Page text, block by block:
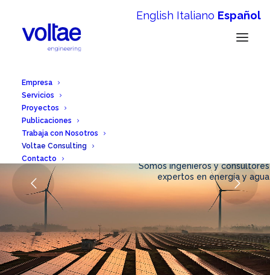
Empresa
Servicios
Proyectos
Publicaciones
Trabaja con Nosotros
Voltae Consulting
Contacto
Somos ingenieros y consultores
expertos en energía y agua
English Italiano Español